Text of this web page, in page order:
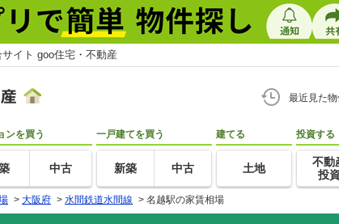
イト goo住宅・不動産
最近見た
ンを買う
中古
一戸建てを買う
新築 中古
建てる
土地
投資する
不動
投
> 大阪府 > 水間鉄道水間線 > 名越駅の家賃相場